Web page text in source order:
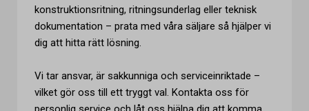
konstruktionsritning, ritningsunderlag eller teknisk
dokumentation – prata med våra säljare så hjälper vi
dig att hitta rätt lösning.
Vi tar ansvar, är sakkunniga och serviceinriktade –
vilket gör oss till ett tryggt val. Kontakta oss för